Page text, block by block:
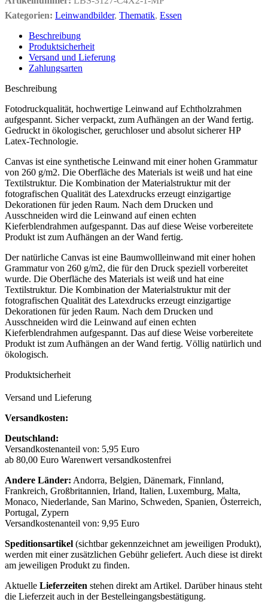
Kategorien: Leinwandbilder, Thematik, Essen
Beschreibung
Produktsicherheit
Versand und Lieferung
Zahlungsarten
Beschreibung
Fotodruckqualität, hochwertige Leinwand auf Echtholzrahmen
aufgespannt. Sicher verpackt, zum Aufhängen an der Wand fertig.
Gedruckt in ökologischer, geruchloser und absolut sicherer HP
Latex-Technologie.
Canvas ist eine synthetische Leinwand mit einer hohen Grammatur
von 260 g/m2. Die Oberfläche des Materials ist weiß und hat eine
Textilstruktur. Die Kombination der Materialstruktur mit der
fotografischen Qualität des Latexdrucks erzeugt einzigartige
Dekorationen für jeden Raum. Nach dem Drucken und
Ausschneiden wird die Leinwand auf einen echten
Kieferblendrahmen aufgespannt. Das auf diese Weise vorbereitete
Produkt ist zum Aufhängen an der Wand fertig.
Der natürliche Canvas ist eine Baumwollleinwand mit einer hohen
Grammatur von 260 g/m2, die für den Druck speziell vorbereitet
wurde. Die Oberfläche des Materials ist weiß und hat eine
Textilstruktur. Die Kombination der Materialstruktur mit der
fotografischen Qualität des Latexdrucks erzeugt einzigartige
Dekorationen für jeden Raum. Nach dem Drucken und
Ausschneiden wird die Leinwand auf einen echten
Kieferblendrahmen aufgespannt. Das auf diese Weise vorbereitete
Produkt ist zum Aufhängen an der Wand fertig. Völlig natürlich und
ökologisch.
Produktsicherheit
Versand und Lieferung
Versandkosten:
Deutschland:
Versandkostenanteil von: 5,95 Euro
ab 80,00 Euro Warenwert versandkostenfrei
Andere Länder: Andorra, Belgien, Dänemark, Finnland,
Frankreich, Großbritannien, Irland, Italien, Luxemburg, Malta,
Monaco, Niederlande, San Marino, Schweden, Spanien, Österreich,
Portugal, Zypern
Versandkostenanteil von: 9,95 Euro
Speditionsartikel (sichtbar gekennzeichnet am jeweiligen Produkt),
werden mit einer zusätzlichen Gebühr geliefert. Auch diese ist direkt
am jeweiligen Produkt zu finden.
Aktuelle Lieferzeiten stehen direkt am Artikel. Darüber hinaus steht
die Lieferzeit auch in der Bestelleingangsbestätigung.